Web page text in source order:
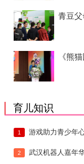
青豆
《熊
育儿知识
1 游戏助力青少年
2 武汉机器人嘉年